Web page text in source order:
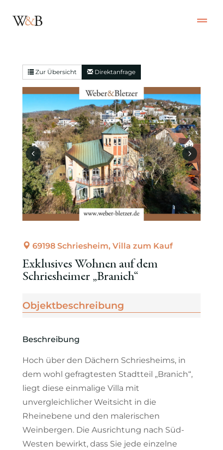
Zur Übersicht Direktanfrage
69198 Schriesheim, Villa zum Kauf
Exklusives Wohnen auf dem
Schriesheimer „Branich“
Objekt­beschreibung
Beschreibung
Hoch über den Dächern Schriesheims, in
dem wohl gefragtesten Stadtteil „Branich“,
liegt diese einmalige Villa mit
unvergleichlicher Weitsicht in die
Rheinebene und den malerischen
Weinbergen. Die Ausrichtung nach Süd-
Westen bewirkt, dass Sie jede einzelne